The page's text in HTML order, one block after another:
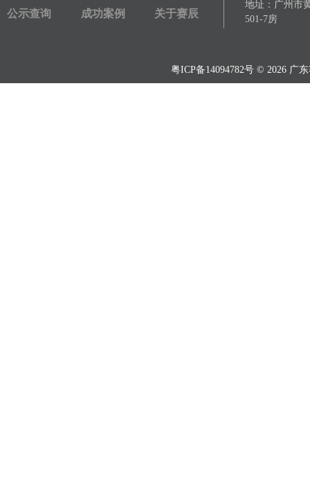
公示查询 成功案例 关于赛辰
地址：广州市
501-7房
粤ICP备14094782号 © 2026 广